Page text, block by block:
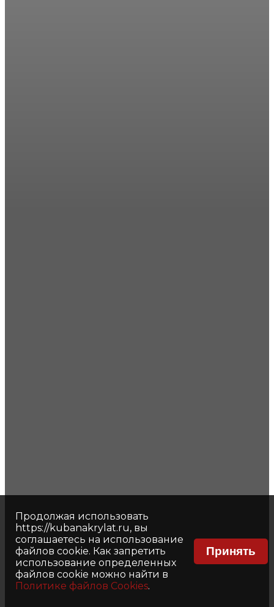
Продолжая использовать
https://kubanakrylat.ru, вы
соглашаетесь на использование
файлов cookie. Как запретить
использование определенных
файлов cookie можно найти в
Политике файлов Cookies.
Принять